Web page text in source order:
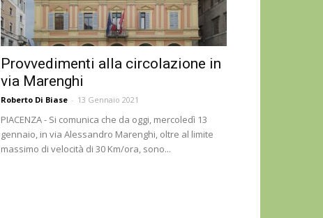
Provvedimenti alla circolazione in
via Marenghi
Roberto Di Biase - 13 Gennaio 2021
PIACENZA - Si comunica che da oggi, mercoledì 13
gennaio, in via Alessandro Marenghi, oltre al limite
massimo di velocità di 30 Km/ora, sono...